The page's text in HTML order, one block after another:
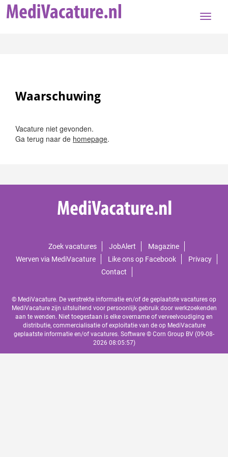
Toggle
Waarschuwing
Vacature niet gevonden.
Ga terug naar de homepage.
Zoek vacatures JobAlert
Magazine
Werven via MediVacature
Like ons op Facebook
Privacy
Contact
© MediVacature. De verstrekte informatie en/of de geplaatste vacatures op
MediVacature zijn uitsluitend voor persoonlijk gebruik door werkzoekenden
aan te wenden. Niet toegestaan is elke overname of verveelvoudiging en
distributie, commercialisatie of exploitatie van de op MediVacature
geplaatste informatie en/of vacatures. Software © Corn Group BV (09-08-
2026 08:05:57)